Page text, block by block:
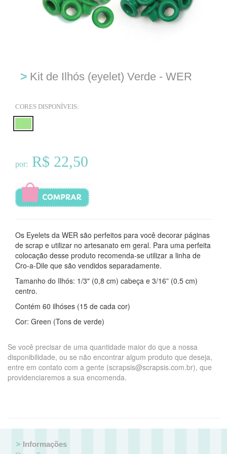
> Kit de Ilhós (eyelet) Verde - WER
CORES DISPONÍVEIS:
por: R$ 22,50
Os Eyelets da WER são perfeitos para você decorar páginas
de scrap e utilizar no artesanato em geral. Para uma perfeita
colocação desse produto recomenda-se utilizar a linha de
Cro-a-Dile que são vendidos separadamente.
Tamanho do Ilhós: 1/3" (0,8 cm) cabeça e 3/16” (0.5 cm)
centro.
Contém 60 ilhóses (15 de cada cor)
Cor: Green (Tons de verde)
Se você precisar de uma quantidade maior do que a nossa
disponibilidade, ou se não encontrar algum produto que deseja,
entre em contato com a gente (scrapsis@scrapsis.com.br), que
providenciaremos a sua encomenda.
Informações